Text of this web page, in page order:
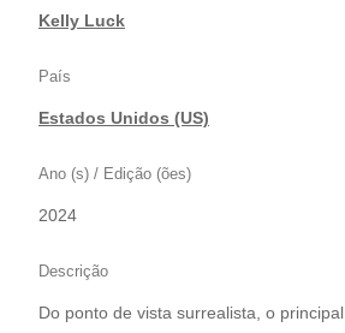
Kelly Luck
País
Estados Unidos (US)
Ano (s) / Edição (ões)
2024
Descrição
Do ponto de vista surrealista, o